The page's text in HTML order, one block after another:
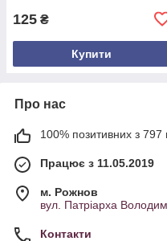
125 ₴
Купити
Про нас
100% позитивних з 797
Працює з 11.05.2019
м. Рожнов
вул. Патріарха
Контакти